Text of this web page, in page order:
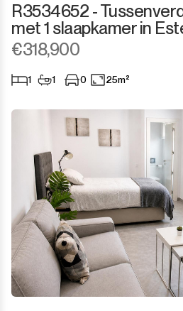
R3534652 -
met 1 slaapkamer in
€318,900
1 1 0 25m²